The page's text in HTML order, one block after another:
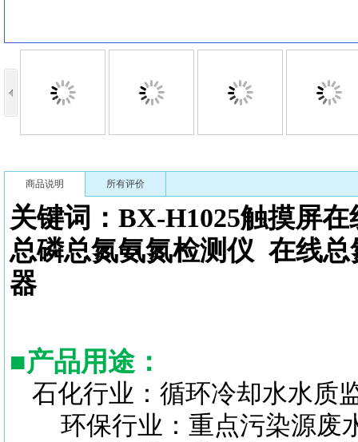
商品说明 所有评价
关键词：BX-H1025触摸屏
总磷总氮氨氮检测仪 在线总
器
■产品用途：
石化行业：循环冷却水水质
环保行业：重点污染源废